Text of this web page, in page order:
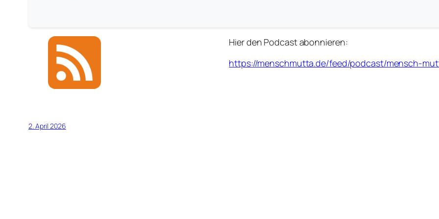
Hier den Podcast abonnieren:
https://menschmutta.de/feed/podcast/mensch-
2. April 2026